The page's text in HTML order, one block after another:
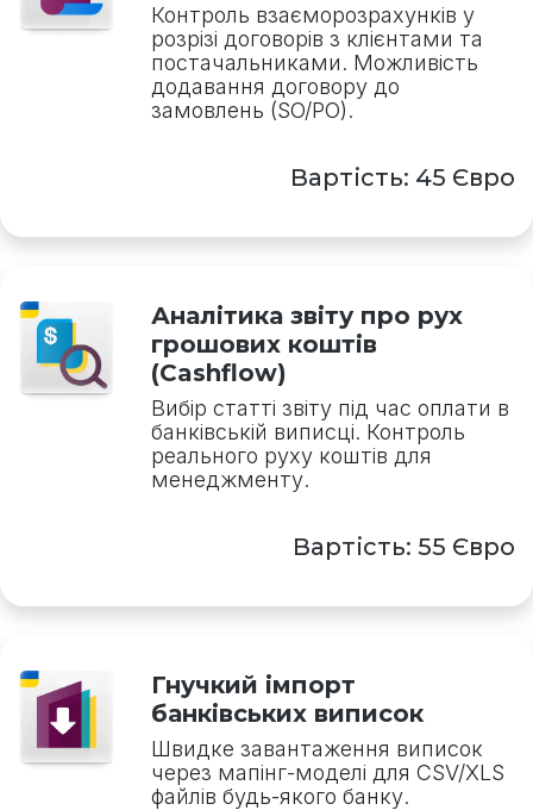
Контроль взаєморозрахунків у
розрізі договорів з клієнтами та
постачальниками. Можливість
додавання договору до
замовлень (SO/PO).
Вартість: 45 Євро
Аналітика звіту про рух
грошових коштів
(Cashflow)
Вибір статті звіту під час оплати в
банківській виписці. Контроль
реального руху коштів для
менеджменту.
Вартість: 55 Євро
Гнучкий імпорт
банківських виписок
Швидке завантаження виписок
через мапінг-моделі для CSV/XLS
файлів будь-якого банку.